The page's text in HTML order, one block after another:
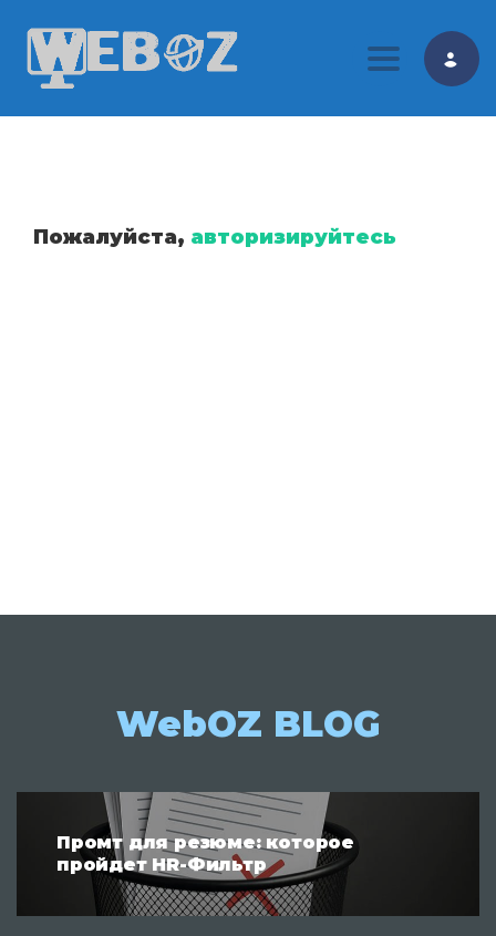
Toggle
Пожалуйста, авторизируйтесь
WebOZ BLOG
Промт для резюме: которое
пройдет HR-Фильтр